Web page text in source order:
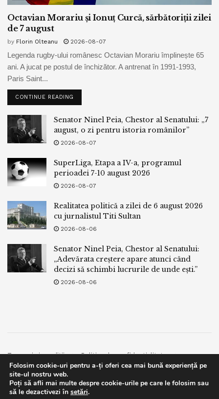
Octavian Morariu și Ionuț Curcă, sărbătoriții zilei
de 7 august
by Florin Olteanu 2026-08-07
Legenda rugby-ului românesc Octavian Morariu împlinește 65
ani. A jucat pe postul de închizător. A antrenat în 1991-1993,
Paris Saint...
CONTINUE READING
Senator Ninel Peia, Chestor al Senatului: „7
august, o zi pentru istoria românilor”
2026-08-07
SuperLiga, Etapa a IV-a, programul
perioadei 7-10 august 2026
2026-08-07
Realitatea politică a zilei de 6 august 2026
cu jurnalistul Titi Sultan
2026-08-06
Senator Ninel Peia, Chestor al Senatului:
„Adevărata creștere apare atunci când
decizi să schimbi lucrurile de unde ești.”
2026-08-06
Termeni si conditii
Politica de confidentialitate
Facebook
Contact
© 2019bpnews- Business & Politics Newsbpnews.
Folosim cookie-uri pentru a-ți oferi cea mai bună experiență pe
site-ul nostru web.
Poți să afli mai multe despre cookie-urile pe care le folosim sau
să le dezactivezi în setări.
This website uses GDPR cookies. By continuing to use this